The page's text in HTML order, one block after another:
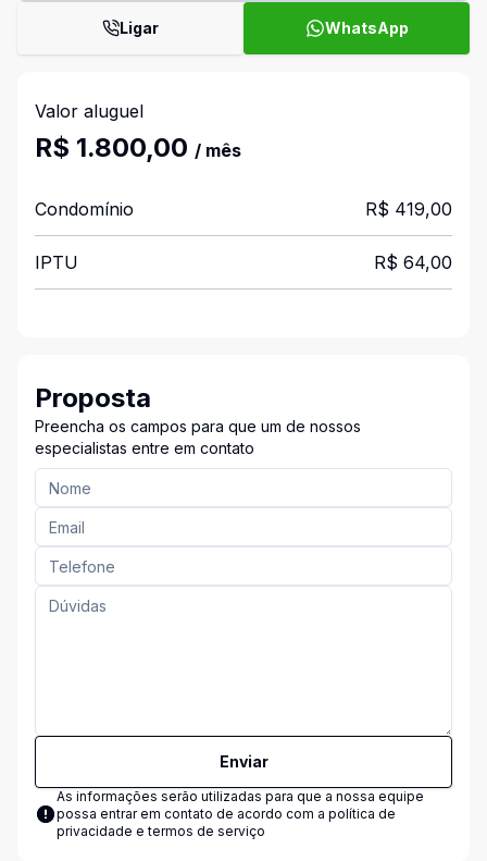
Ligar WhatsApp
Valor aluguel
R$ 1.800,00 / mês
Condomínio R$ 419,00
IPTU R$ 64,00
Proposta
Preencha os campos para que um de nossos
especialistas entre em contato
Enviar
As informações serão utilizadas para que a nossa equipe
possa entrar em contato de acordo com a política de
privacidade e termos de serviço